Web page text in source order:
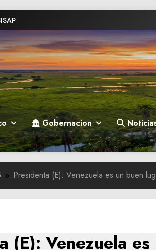
Guarico
Gobernacion
Presidenta (E): Venezuela es un buen
(E): Venezuela